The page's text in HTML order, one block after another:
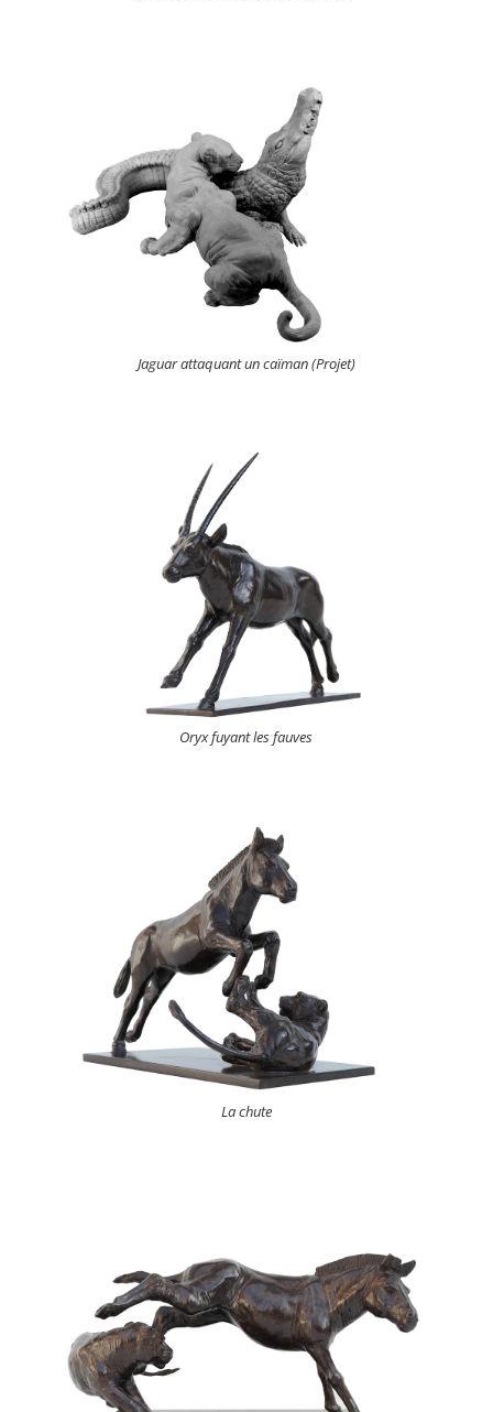
Jaguar attaquant un caïman (Projet)
Oryx fuyant les fauves
La chute